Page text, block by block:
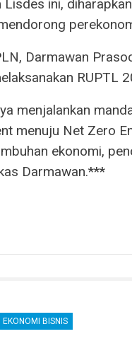
ini,
Darmawan
RUPTL
menjalankan
menuju Net Zero
ekonomi,
Darmawan.***
EKONOMI BISNIS